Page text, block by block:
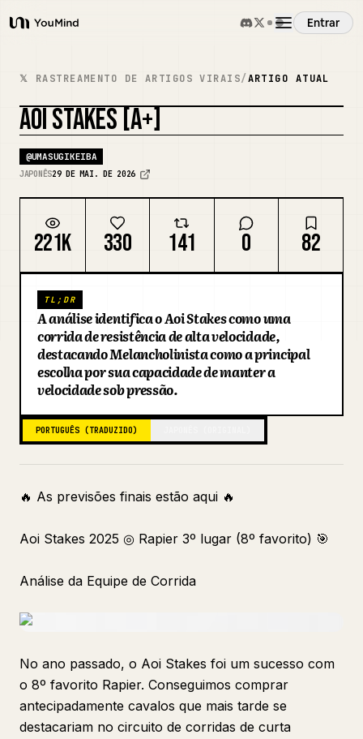
YouMind
Entrar
Visão Geral
Casos de Uso
Habilidades
Prompts
Baixar
Blog
Atualizações
𝕏 RASTREAMENTO DE ARTIGOS VIRAIS/ARTIGO ATUAL
AOI STAKES [A+]
@UMASUGIKEIBA
JAPONÊS29 DE MAI. DE 2026
221K 330 141 0 82
TL;DR
A análise identifica o Aoi Stakes como uma
corrida de resistência de alta velocidade,
destacando Melancholinista como a principal
escolha por sua capacidade de manter a
velocidade sob pressão.
PORTUGUÊS (TRADUZIDO)
🔥 As previsões finais estão aqui 🔥
Aoi Stakes 2025 ◎ Rapier 3º lugar (8º favorito) 🎯
Análise da Equipe de Corrida
No ano passado, o Aoi Stakes foi um sucesso com
o 8º favorito Rapier. Conseguimos comprar
antecipadamente cavalos que mais tarde se
destacariam no circuito de corridas de curta